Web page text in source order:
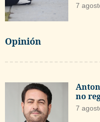
7
Opinión
no
7